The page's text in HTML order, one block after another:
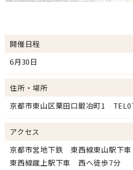
開催日程
6月30日
住所・場所
京都市東山区粟田口鍛冶町1
アクセス
京都市営地下鉄 東西線東山駅下
東西線蹴上駅下車 西へ徒歩7分